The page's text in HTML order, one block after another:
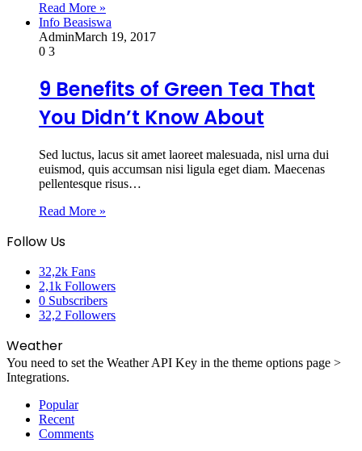
Read More »
Info Beasiswa
AdminMarch 19, 2017
0 3
9 Benefits of Green Tea That
You Didn’t Know About
Sed luctus, lacus sit amet laoreet malesuada, nisl urna dui
euismod, quis accumsan nisi ligula eget diam. Maecenas
pellentesque risus…
Read More »
Follow Us
32,2k Fans
2,1k Followers
0 Subscribers
32,2 Followers
Weather
You need to set the Weather API Key in the theme options page >
Integrations.
Popular
Recent
Comments